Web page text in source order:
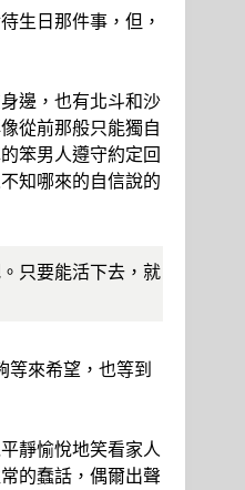
生日那件事，但，
邊，也有北斗和沙
從前那般只能獨自
笨男人遵守約定回
知哪來的自信說的
只要能活下去，就
等來希望，也等到
靜愉悅地笑看家人
的蠢話，偶爾出聲